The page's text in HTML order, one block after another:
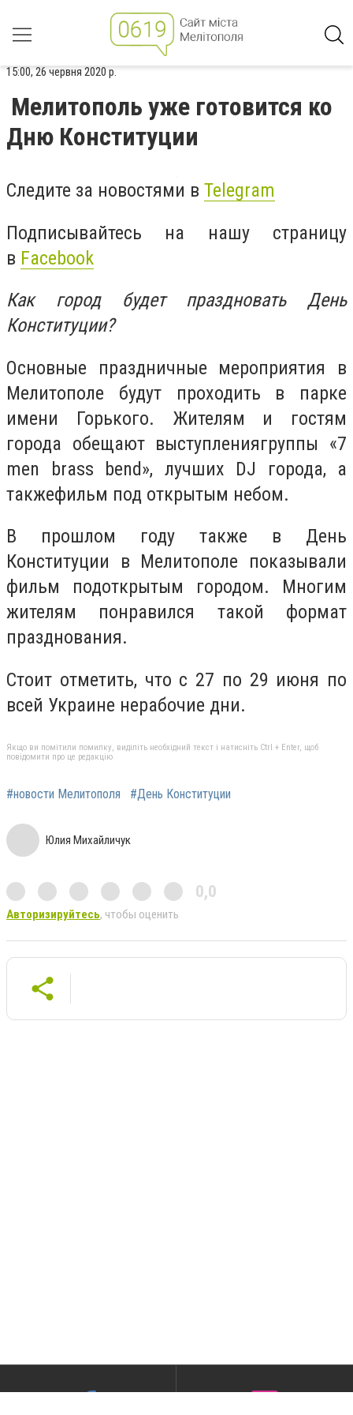
15:00, 26 червня 2020 р.
Мелитополь уже готовится ко
Дню Конституции
Следите за новостями в Telegram
Подписывайтесь на нашу страницу
в Facebook
Как город будет праздновать День
Конституции?
Основные праздничные мероприятия в
Мелитополе будут проходить в парке
имени Горького. Жителям и гостям
города обещают выступлениягруппы «7
men brass bend», лучших DJ города, а
такжефильм под открытым небом.
В прошлом году также в День
Конституции в Мелитополе показывали
фильм подоткрытым городом. Многим
жителям понравился такой формат
празднования.
Стоит отметить, что с 27 по 29 июня по
всей Украине нерабочие дни.
Якщо ви помітили помилку, виділіть необхідний текст і натисніть Ctrl + Enter, щоб
повідомити про це редакцію
#новости Мелитополя #День Конституции
Юлия Михайличук
0,0
Авторизируйтесь, чтобы оценить